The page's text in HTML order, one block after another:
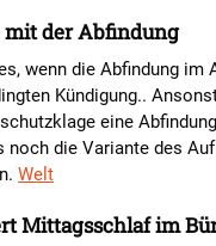
mit der Abfindung
wenn die Abfindung im
Kündigung..
eine
noch die Variante des
Welt
Mittagsschlaf im